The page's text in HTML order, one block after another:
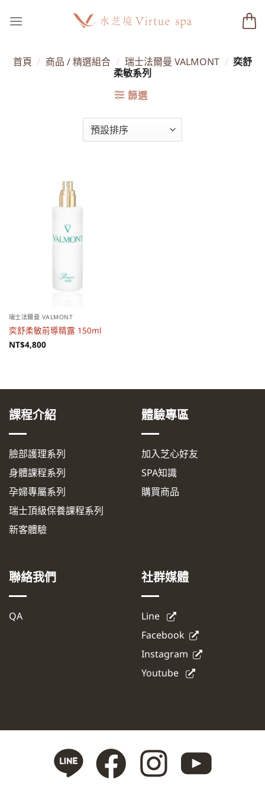
首頁 / 商品 / 精選組合 / 瑞士法爾曼 VALMONT / 奕舒
柔敏系列
篩選
瑞士法爾曼 VALMONT
奕舒柔敏前導精露 150ml
NT$4,800
課程介紹
臉部護理系列
身體課程系列
孕婦專屬系列
瑞士頂級保養課程系列
新客體驗
體驗專區
加入芝心好友
SPA知識
購買商品
聯絡我們
QA
社群媒體
Line
Facebook
Instagram
Youtube